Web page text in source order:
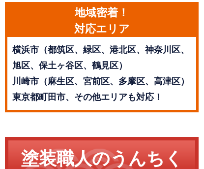
地域密着！
対応エリア
横浜市（都筑区、緑区、港北区、神奈川区、
旭区、保土ヶ谷区、鶴見区）
川崎市（麻生区、宮前区、多摩区、高津区）
東京都町田市、その他エリアも対応！
塗装職人のうんちく